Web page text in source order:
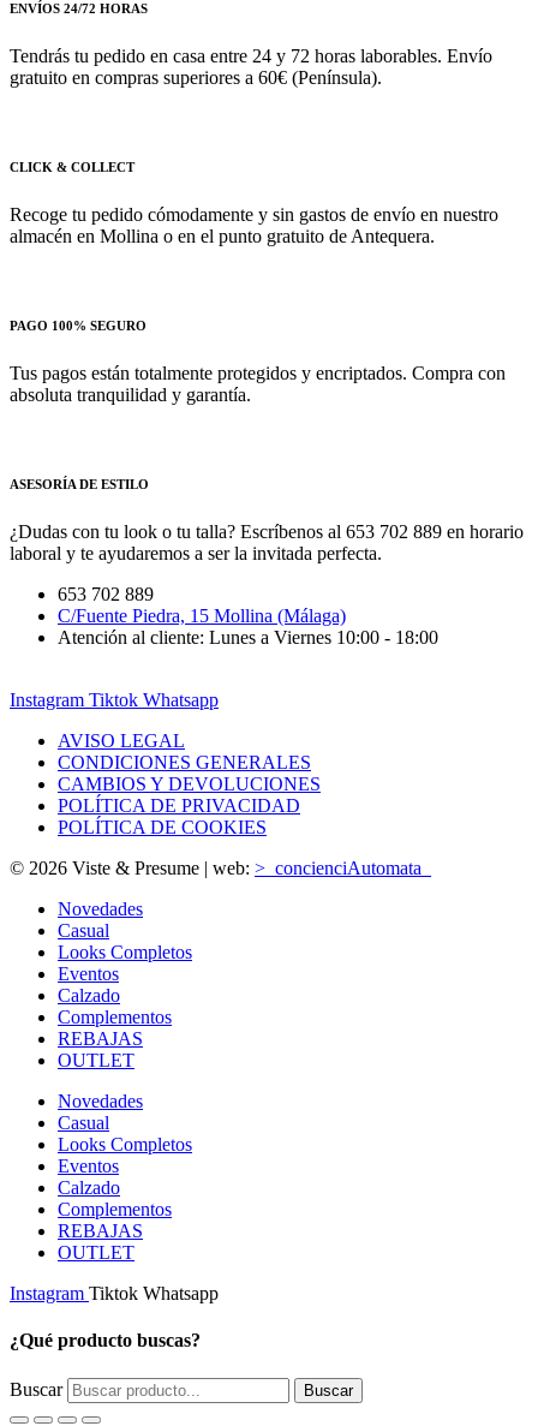
ENVÍOS 24/72 HORAS
Tendrás tu pedido en casa entre 24 y 72 horas laborables. Envío
gratuito en compras superiores a 60€ (Península).
CLICK & COLLECT
Recoge tu pedido cómodamente y sin gastos de envío en nuestro
almacén en Mollina o en el punto gratuito de Antequera.
PAGO 100% SEGURO
Tus pagos están totalmente protegidos y encriptados. Compra con
absoluta tranquilidad y garantía.
ASESORÍA DE ESTILO
¿Dudas con tu look o tu talla? Escríbenos al 653 702 889 en horario
laboral y te ayudaremos a ser la invitada perfecta.
653 702 889
C/Fuente Piedra, 15 Mollina (Málaga)
Atención al cliente: Lunes a Viernes 10:00 - 18:00
Instagram Tiktok Whatsapp
AVISO LEGAL
CONDICIONES GENERALES
CAMBIOS Y DEVOLUCIONES
POLÍTICA DE PRIVACIDAD
POLÍTICA DE COOKIES
© 2026 Viste & Presume | web: >_concienciAutomata_
Novedades
Casual
Looks Completos
Eventos
Calzado
Complementos
REBAJAS
OUTLET
Novedades
Casual
Looks Completos
Eventos
Calzado
Complementos
REBAJAS
OUTLET
Instagram Tiktok Whatsapp
¿Qué producto buscas?
Buscar Buscar